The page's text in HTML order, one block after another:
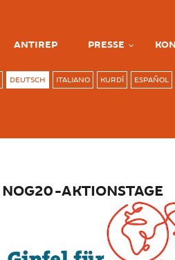
ANTIREP PRESSE
DEUTSCH ITALIANO KURDÎ ESPAÑOL
NOG20-AKTIONSTAGE